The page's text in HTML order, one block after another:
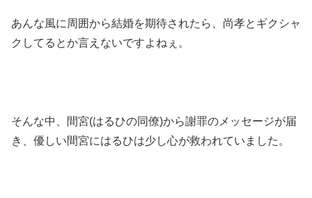
あんな風に周囲から結婚を期待されたら、尚孝とギクシャ
クしてるとか言えないですよねぇ。
そんな中、間宮(はるひの同僚)から謝罪のメッセージが届
き、優しい間宮にはるひは少し心が救われていました。